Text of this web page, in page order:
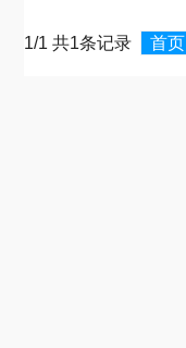
1/1 共1条记录 首页